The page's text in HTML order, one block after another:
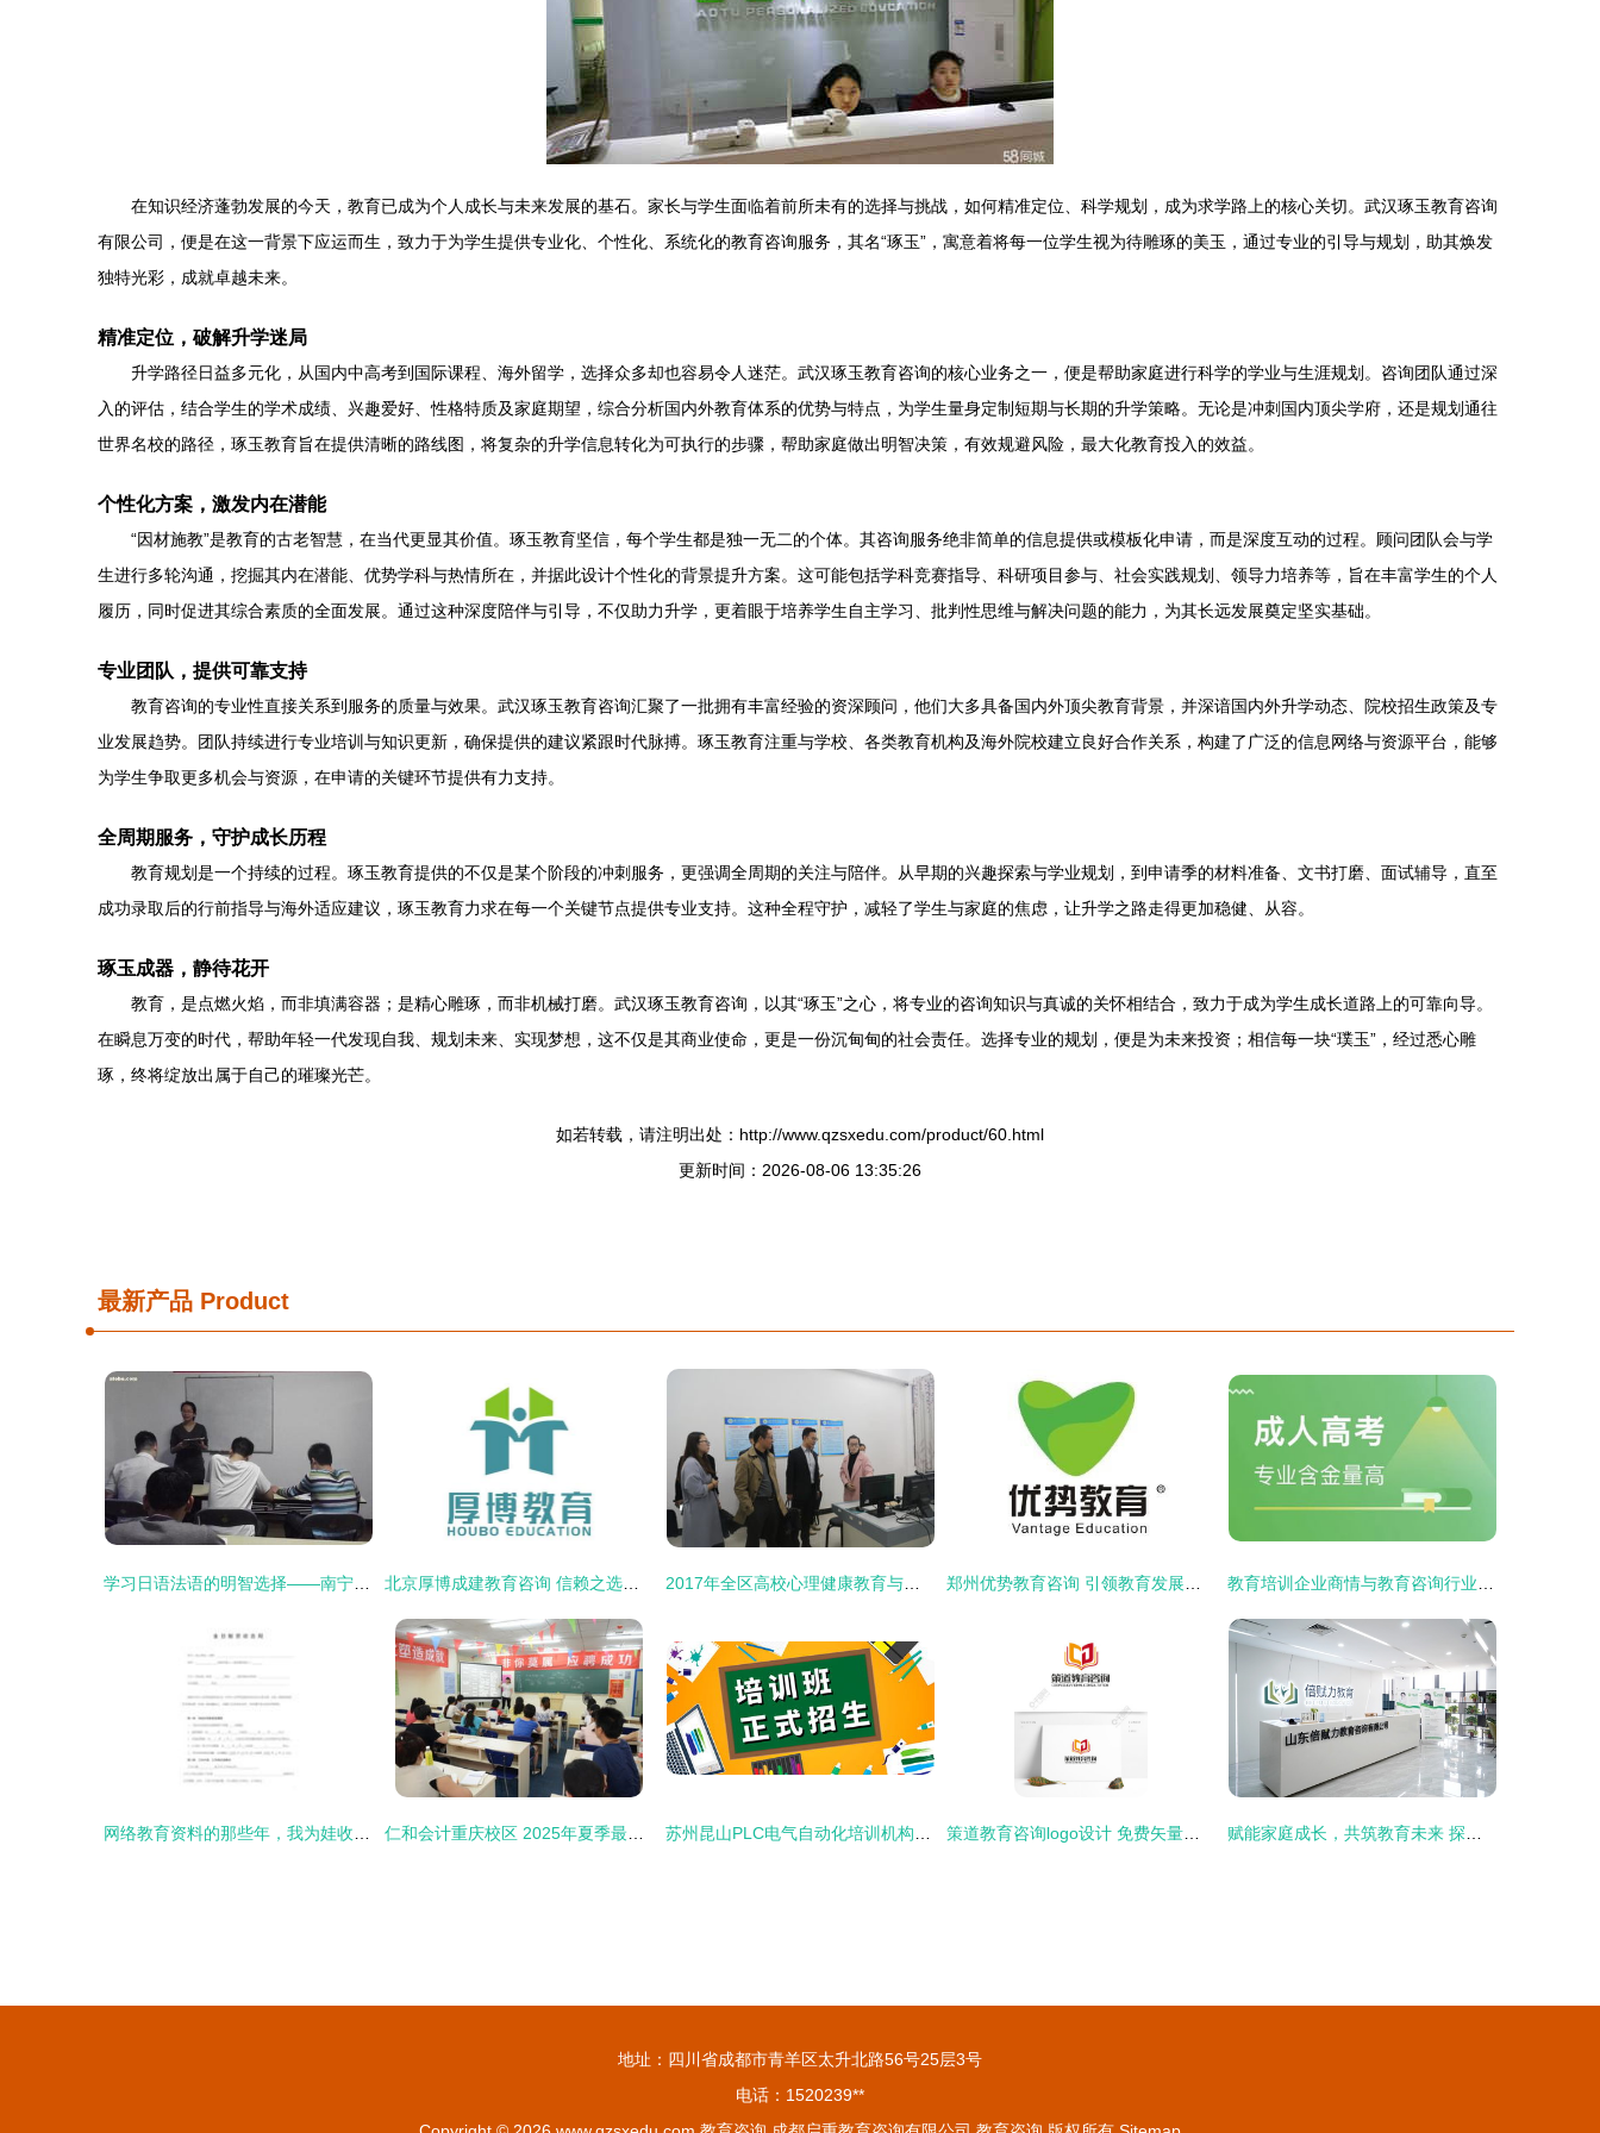
在知识经济蓬勃发展的今天，教育已成为个人成长与未来发展的基石。家长与学生面临着前所未有的选择与挑战，如何精准定位、科学规划，成为求学路上的核心关切。武汉琢玉教育咨询
有限公司，便是在这一背景下应运而生，致力于为学生提供专业化、个性化、系统化的教育咨询服务，其名“琢玉”，寓意着将每一位学生视为待雕琢的美玉，通过专业的引导与规划，助其焕发
独特光彩，成就卓越未来。
精准定位，破解升学迷局
升学路径日益多元化，从国内中高考到国际课程、海外留学，选择众多却也容易令人迷茫。武汉琢玉教育咨询的核心业务之一，便是帮助家庭进行科学的学业与生涯规划。咨询团队通过深
入的评估，结合学生的学术成绩、兴趣爱好、性格特质及家庭期望，综合分析国内外教育体系的优势与特点，为学生量身定制短期与长期的升学策略。无论是冲刺国内顶尖学府，还是规划通往
世界名校的路径，琢玉教育旨在提供清晰的路线图，将复杂的升学信息转化为可执行的步骤，帮助家庭做出明智决策，有效规避风险，最大化教育投入的效益。
个性化方案，激发内在潜能
“因材施教”是教育的古老智慧，在当代更显其价值。琢玉教育坚信，每个学生都是独一无二的个体。其咨询服务绝非简单的信息提供或模板化申请，而是深度互动的过程。顾问团队会与学
生进行多轮沟通，挖掘其内在潜能、优势学科与热情所在，并据此设计个性化的背景提升方案。这可能包括学科竞赛指导、科研项目参与、社会实践规划、领导力培养等，旨在丰富学生的个人
履历，同时促进其综合素质的全面发展。通过这种深度陪伴与引导，不仅助力升学，更着眼于培养学生自主学习、批判性思维与解决问题的能力，为其长远发展奠定坚实基础。
专业团队，提供可靠支持
教育咨询的专业性直接关系到服务的质量与效果。武汉琢玉教育咨询汇聚了一批拥有丰富经验的资深顾问，他们大多具备国内外顶尖教育背景，并深谙国内外升学动态、院校招生政策及专
业发展趋势。团队持续进行专业培训与知识更新，确保提供的建议紧跟时代脉搏。琢玉教育注重与学校、各类教育机构及海外院校建立良好合作关系，构建了广泛的信息网络与资源平台，能够
为学生争取更多机会与资源，在申请的关键环节提供有力支持。
全周期服务，守护成长历程
教育规划是一个持续的过程。琢玉教育提供的不仅是某个阶段的冲刺服务，更强调全周期的关注与陪伴。从早期的兴趣探索与学业规划，到申请季的材料准备、文书打磨、面试辅导，直至
成功录取后的行前指导与海外适应建议，琢玉教育力求在每一个关键节点提供专业支持。这种全程守护，减轻了学生与家庭的焦虑，让升学之路走得更加稳健、从容。
琢玉成器，静待花开
教育，是点燃火焰，而非填满容器；是精心雕琢，而非机械打磨。武汉琢玉教育咨询，以其“琢玉”之心，将专业的咨询知识与真诚的关怀相结合，致力于成为学生成长道路上的可靠向导。
在瞬息万变的时代，帮助年轻一代发现自我、规划未来、实现梦想，这不仅是其商业使命，更是一份沉甸甸的社会责任。选择专业的规划，便是为未来投资；相信每一块“璞玉”，经过悉心雕
琢，终将绽放出属于自己的璀璨光芒。
如若转载，请注明出处：http://www.qzsxedu.com/product/60.html
更新时间：2026-08-06 13:35:26
最新产品 Product
地址：四川省成都市青羊区太升北路56号25层3号
电话：1520239**